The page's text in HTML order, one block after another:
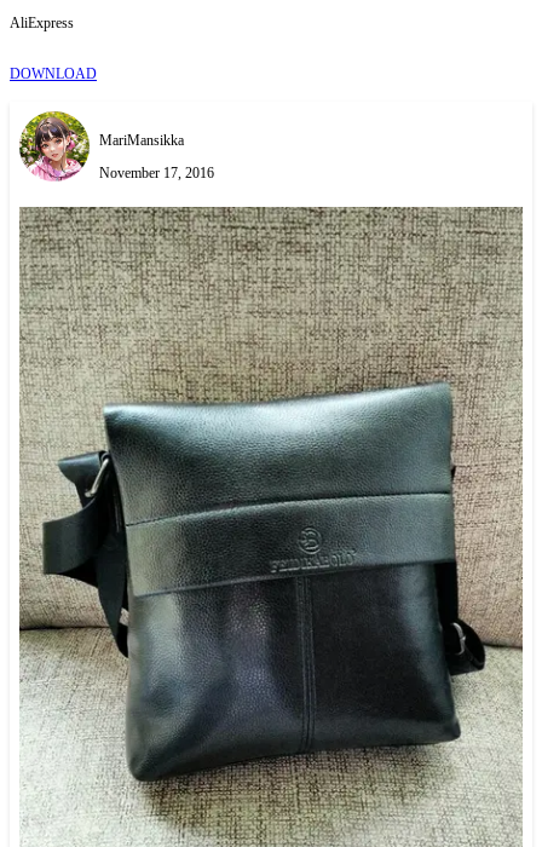
AliExpress
DOWNLOAD
MariMansikka
November 17, 2016